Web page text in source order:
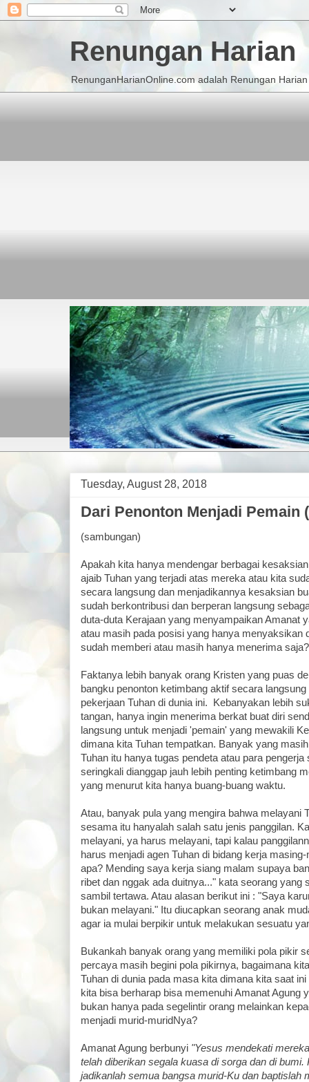
Renungan Harian
RenunganHarianOnline.com adalah Renungan
Tuesday, August 28, 2018
Dari Penonton Menjadi Pemain
(sambungan)
Apakah kita hanya mendengar berbagai
ajaib Tuhan yang terjadi atas mereka atau kita
secara langsung dan menjadikannya kesaksian
sudah berkontribusi dan berperan langsung
duta-duta Kerajaan yang menyampaikan Amanat
atau masih pada posisi yang hanya menyaksikan
sudah memberi atau masih hanya menerima saja?
Faktanya lebih banyak orang Kristen yang puas
bangku penonton ketimbang aktif secara
pekerjaan Tuhan di dunia ini. Kebanyakan lebih
tangan, hanya ingin menerima berkat buat diri
langsung untuk menjadi 'pemain' yang mewakili
dimana kita Tuhan tempatkan. Banyak yang
Tuhan itu hanya tugas pendeta atau para
seringkali dianggap jauh lebih penting ketimbang
yang menurut kita hanya buang-buang waktu.
Atau, banyak pula yang mengira bahwa melayani
sesama itu hanyalah salah satu jenis panggilan.
melayani, ya harus melayani, tapi kalau
harus menjadi agen Tuhan di bidang kerja
apa? Mending saya kerja siang malam supaya
ribet dan nggak ada duitnya..." kata seorang yang
sambil tertawa. Atau alasan berikut ini : "Saya
bukan melayani." Itu diucapkan seorang anak
agar ia mulai berpikir untuk melakukan sesuatu
Bukankah banyak orang yang memiliki pola pikir
percaya masih begini pola pikirnya, bagaimana
Tuhan di dunia pada masa kita dimana kita saat
kita bisa berharap bisa memenuhi Amanat Agung
bukan hanya pada segelintir orang melainkan
menjadi murid-muridNya?
Amanat Agung berbunyi "Yesus mendekati
telah diberikan segala kuasa di sorga dan di bumi.
jadikanlah semua bangsa murid-Ku dan baptislah